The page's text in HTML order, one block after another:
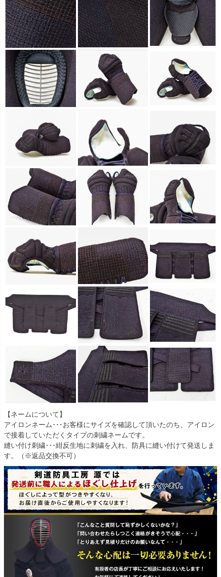
【ネームについて】
アイロンネーム･･･お客様にサイズを確認して頂いたのち、アイロン
で接着していただくタイプの刺繍ネームです。
縫い付け刺繍･･･紺反生地に刺繍を入れ、防具に縫い付けて発送しま
す。（※返品交換不可）